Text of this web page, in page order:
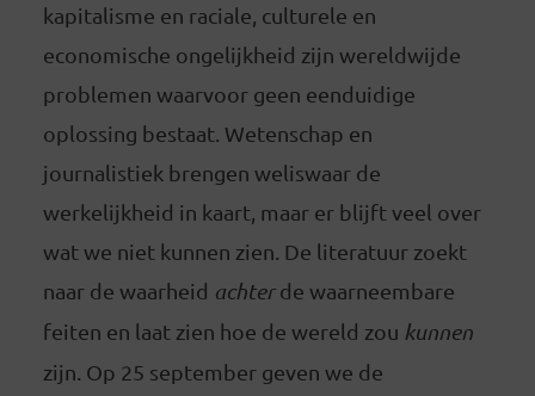
kapitalisme en raciale, culturele en
economische ongelijkheid zijn wereldwijde
problemen waarvoor geen eenduidige
oplossing bestaat. Wetenschap en
journalistiek brengen weliswaar de
werkelijkheid in kaart, maar er blijft veel over
wat we niet kunnen zien. De literatuur zoekt
naar de waarheid achterde waarneembare
feiten en laat zien hoe de wereld zou kunnen
zijn. Op 25 september geven we de